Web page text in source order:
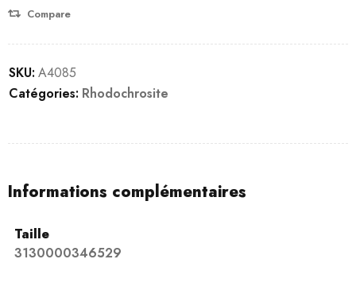
Compare
SKU: A4085
Catégories: Rhodochrosite
Informations complémentaires
Taille
3130000346529